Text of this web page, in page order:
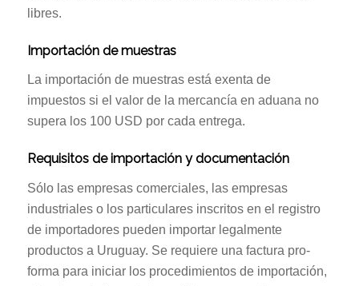
libres.
Importación de muestras
La importación de muestras está exenta de
impuestos si el valor de la mercancía en aduana no
supera los 100 USD por cada entrega.
Requisitos de importación y documentación
Sólo las empresas comerciales, las empresas
industriales o los particulares inscritos en el registro
de importadores pueden importar legalmente
productos a Uruguay. Se requiere una factura pro-
forma para iniciar los procedimientos de importación,